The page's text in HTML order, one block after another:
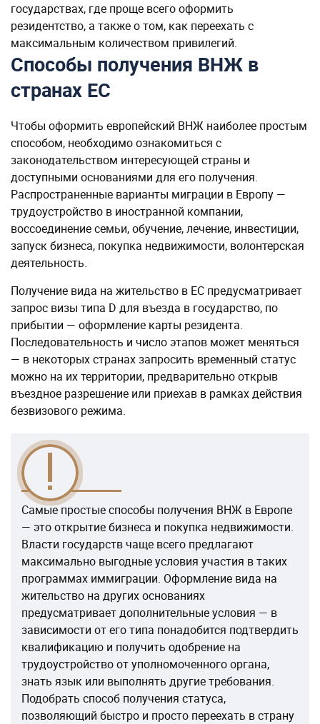
государствах, где проще всего оформить
резидентство, а также о том, как переехать с
максимальным количеством привилегий.
Способы получения ВНЖ в
странах ЕС
Чтобы оформить европейский ВНЖ наиболее простым
способом, необходимо ознакомиться с
законодательством интересующей страны и
доступными основаниями для его получения.
Распространенные варианты миграции в Европу —
трудоустройство в иностранной компании,
воссоединение семьи, обучение, лечение, инвестиции,
запуск бизнеса, покупка недвижимости, волонтерская
деятельность.
Получение вида на жительство в ЕС предусматривает
запрос визы типа D для въезда в государство, по
прибытии — оформление карты резидента.
Последовательность и число этапов может меняться
— в некоторых странах запросить временный статус
можно на их территории, предварительно открыв
въездное разрешение или приехав в рамках действия
безвизового режима.
Самые простые способы получения ВНЖ в Европе
— это открытие бизнеса и покупка недвижимости.
Власти государств чаще всего предлагают
максимально выгодные условия участия в таких
программах иммиграции. Оформление вида на
жительство на других основаниях
предусматривает дополнительные условия — в
зависимости от его типа понадобится подтвердить
квалификацию и получить одобрение на
трудоустройство от уполномоченного органа,
знать язык или выполнять другие требования.
Подобрать способ получения статуса,
позволяющий быстро и просто переехать в страну